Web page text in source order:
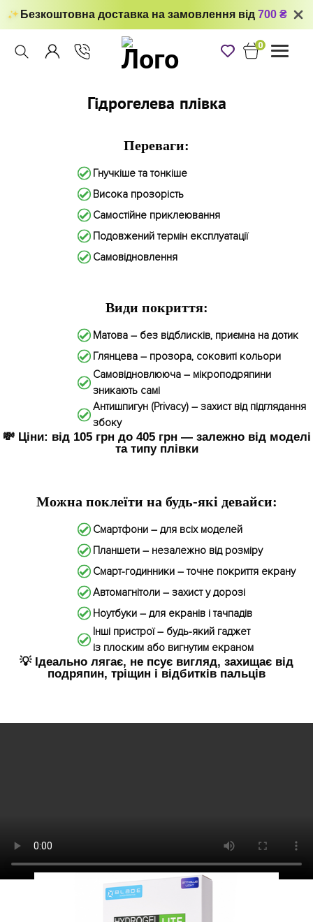
Безкоштовна доставка на замовлення від 700 ₴
0
Toggle
Гідрогелева плівка
Переваги:
Гнучкіше та тонкіше
Висока прозорість
Самостійне приклеювання
Подовжений термін експлуатації
Самовідновлення
Види покриття:
Матова – без відблисків, приємна на дотик
Глянцева – прозора, соковиті кольори
Самовідновлююча – мікроподряпини
зникають самі
Антишпигун (Privacy) – захист від підглядання
збоку
💸 Ціни: від 105 грн до 405 грн — залежно від моделі
та типу плівки
Можна поклеїти на будь-які девайси:
Смартфони – для всіх моделей
Планшети – незалежно від розміру
Смарт-годинники – точне покриття екрану
Автомагнітоли – захист у дорозі
Ноутбуки – для екранів і тачпадів
Інші пристрої – будь-який гаджет
із плоским або вигнутим екраном
💡 Ідеально лягає, не псує вигляд, захищає від
подряпин, тріщин і відбитків пальців